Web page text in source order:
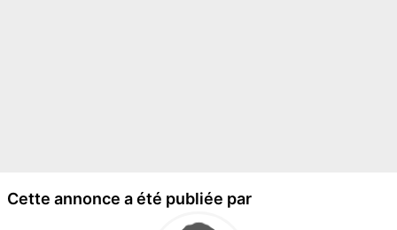
Cette annonce a été publiée par